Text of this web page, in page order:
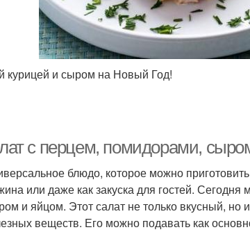
курицей и сыром на Новый Год!
с перцем, помидорами,
блюдо, которое можно
или даже как закуска для гостей.
и яйцом. Этот салат не только вкусный, но
веществ. Его можно подавать как